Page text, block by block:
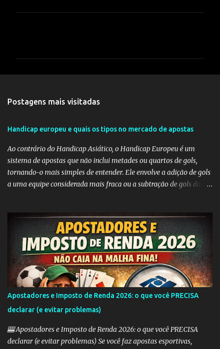
o
s
Postagens mais visitadas
Handicap europeu e quais os tipos no mercado de apostas
Ao contrário do Handicap Asiático, o Handicap Europeu é um
sistema de apostas que não inclui metades ou quartos de gols,
tornando-o mais simples de entender. Ele envolve a adição de gols
a uma equipe considerada mais fraca ou a subtração de gols da
tornando-os mais atraentes para os apostadores. Aqui estão
alguns dos tipos mais comuns de Handicap Europeu no mercado
de apostas: Handicap Europeu +1: Nesta aposta, uma equipe é
considerada com uma vantagem de 1 gol antes mesmo do início do
jogo. Isso significa que, se a equipe perder por um gol de diferença,
a aposta é vencedora. Se houver um empate ou se a equipe ganhar,
a aposta também é vencedora. Handicap Europeu +2: Semelhante
ao exemplo anterior, aqui a equipe recebe uma vantagem de 2
gols. Isso significa que a aposta é vencedora se a equipe perder por
uma diferença de até 2 gols. Se a equipe perder por 3 ou m...
Apostadores e Imposto de Renda 2026: o que você PRECISA
declarar (e evitar problemas)
🎰 Apostadores e Imposto de Renda 2026: o que você PRECISA
declarar (e evitar problemas) Se você faz apostas esportivas,